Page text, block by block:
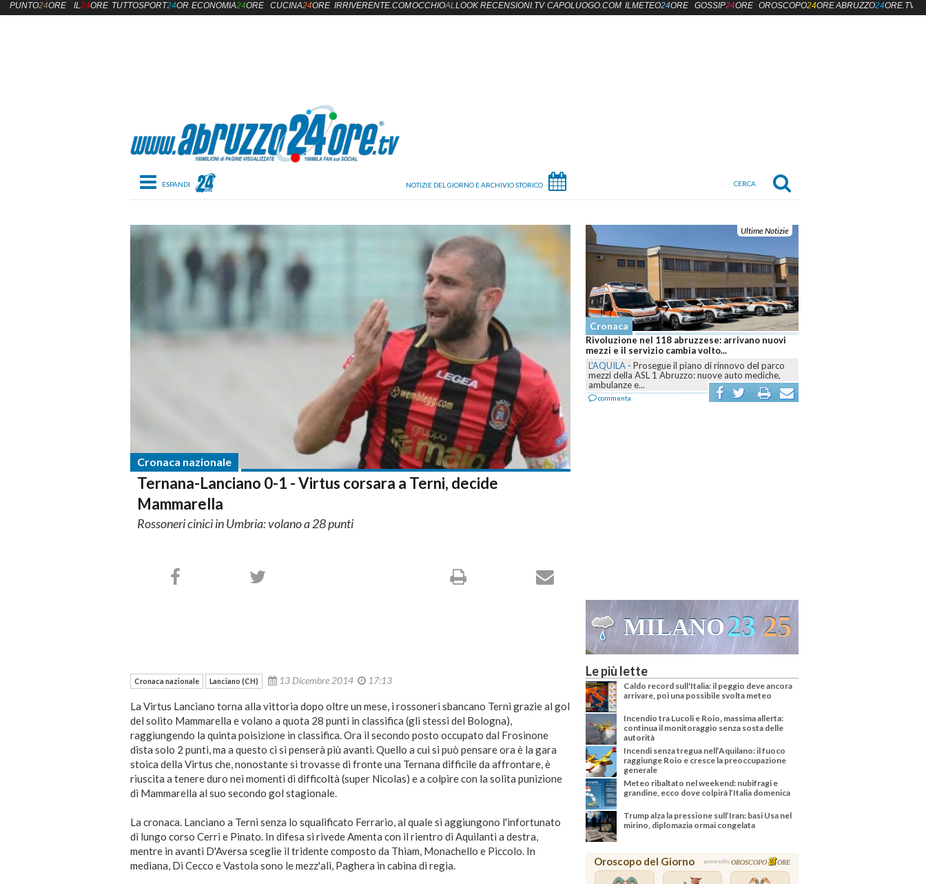
Toggle navigation
Cronaca nazionale
Ternana-Lanciano 0-1 - Virtus corsara a Terni, decide
Mammarella
Rossoneri cinici in Umbria: volano a 28 punti
Ultime Notizie
Rivoluzione nel 118 abruzzese: arrivano nuovi
mezzi e il servizio cambia volto...
L'AQUILA
Prosegue il piano di rinnovo del parco
mezzi della ASL 1 Abruzzo: nuove auto mediche,
ambulanze e...
commenta
Cronaca
Abruzzo brucia ancora, sei fronti attivi e
Canadair mobilitati contro le fiamme
L'AQUILA-Dall’Aquilano al Pescarese e al
Teramano, volontari, mezzi terrestri, elicotteri e
Canadair sono...
commenta
MILANO 23 25 VENEZIA
Cronaca nazionale Lanciano (CH) 13 Dicembre 2014 17:13
La Virtus Lanciano torna alla vittoria dopo oltre un mese, i rossoneri sbancano Terni grazie al gol
del solito Mammarella e volano a quota 28 punti in classifica (gli stessi del Bologna),
raggiungendo la quinta poisizione in classifica. Ora il secondo posto occupato dal Frosinone
dista solo 2 punti, ma a questo ci si penserà più avanti. Quello a cui si può pensare ora è la gara
stoica della Virtus che, nonostante si trovasse di fronte una Ternana difficile da affrontare, è
riuscita a tenere duro nei momenti di difficoltà (super Nicolas) e a colpire con la solita punizione
di Mammarella al suo secondo gol stagionale.
La cronaca. Lanciano a Terni senza lo squalificato Ferrario, al quale si aggiungono l'infortunato
di lungo corso Cerri e Pinato. In difesa si rivede Amenta con il rientro di Aquilanti a destra,
mentre in avanti D'Aversa sceglie il tridente composto da Thiam, Monachello e Piccolo. In
mediana, Di Cecco e Vastola sono le mezz'ali, Paghera in cabina di regia.
Le più lette
Caldo record sull'Italia: il peggio deve ancora
arrivare, poi una possibile svolta meteo
Incendio tra Lucoli e Roio, massima allerta:
continua il monitoraggio senza sosta delle
autorità
Incendi senza tregua nell’Aquilano: il fuoco
raggiunge Roio e cresce la preoccupazione
generale
Meteo ribaltato nel weekend: nubifragi e
grandine, ecco dove colpirà l’Italia domenica
Trump alza la pressione sull’Iran: basi Usa nel
mirino, diplomazia ormai congelata
Oroscopo del Giorno powered byOROSCOPO ORE
PUNTO24ORE IL24ORE TUTTOSPORT24OREECONOMIA24ORE CUCINA24ORE IRRIVERENTE.COMOCCHIOALLOOK RECENSIONI.TV CAPOLUOGO.COM ILMETEO24ORE GOSSIP24ORE OROSCOPO24OREABRUZZO24ORE.TV